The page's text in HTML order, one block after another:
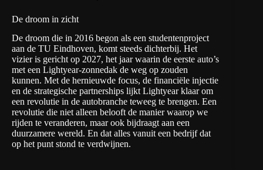
De droom in zicht
De droom die in 2016 begon als een studentenproject
aan de TU Eindhoven, komt steeds dichterbij. Het
vizier is gericht op 2027, het jaar waarin de eerste auto’s
met een Lightyear-zonnedak de weg op zouden
kunnen. Met de hernieuwde focus, de financiële injectie
en de strategische partnerships lijkt Lightyear klaar om
een revolutie in de autobranche teweeg te brengen. Een
revolutie die niet alleen belooft de manier waarop we
rijden te veranderen, maar ook bijdraagt aan een
duurzamere wereld. En dat alles vanuit een bedrijf dat
op het punt stond te verdwijnen.